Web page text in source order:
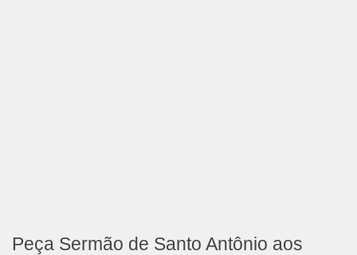
Peça Sermão de Santo Antônio aos